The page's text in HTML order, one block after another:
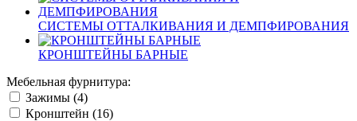
СИСТЕМЫ ОТТАЛКИВАНИЯ И ДЕМПФИРОВАНИЯ
КРОНШТЕЙНЫ БАРНЫЕ
Мебельная фурнитура:
Зажимы (4)
Кронштейн (16)